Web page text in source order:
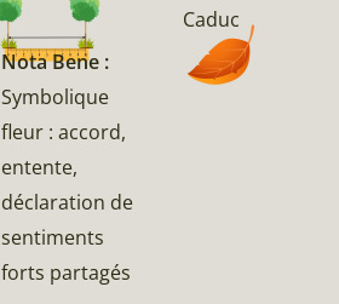
Nota Bene :
Symbolique
fleur : accord,
entente,
déclaration de
sentiments
forts partagés
Caduc